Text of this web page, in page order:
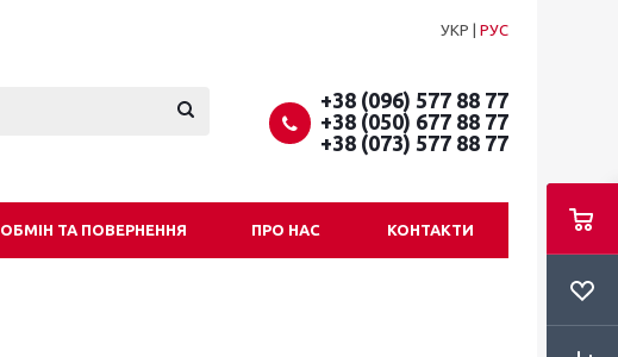
УКР РУС
+38 (096) 577 88 77
+38 (050) 677 88 77
+38 (073) 577 88 77
ОБМІН ТА ПОВЕРНЕННЯ ПРО НАС КОНТАКТИ